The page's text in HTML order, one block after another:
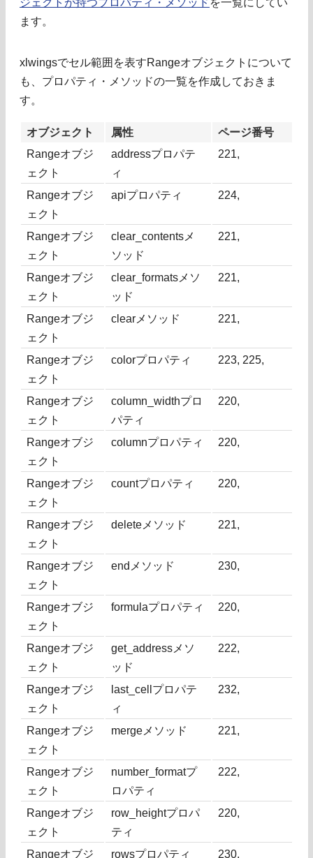
ジェクトが持つプロパティ・メソッド を一覧にしてい
ます。
xlwingsでセル範囲を表すRangeオブジェクトについて
も、プロパティ・メソッドの一覧を作成しておきま
す。
オブジェクト 属性
ページ番号
Rangeオブジ
ェクト
addressプロパテ
ィ
221,
Rangeオブジ
ェクト
apiプロパティ 224,
Rangeオブジ
ェクト
clear_contentsメ
ソッド
221,
Rangeオブジ
ェクト
clear_formatsメソ
ッド
221,
Rangeオブジ
ェクト
clearメソッド 221,
Rangeオブジ
ェクト
colorプロパティ 223, 225,
Rangeオブジ
ェクト
column_widthプロ
パティ
220,
Rangeオブジ
ェクト
columnプロパティ 220,
Rangeオブジ
ェクト
countプロパティ 220,
Rangeオブジ
ェクト
deleteメソッド 221,
Rangeオブジ
ェクト
endメソッド 230,
Rangeオブジ
ェクト
formulaプロパティ 220,
Rangeオブジ
ェクト
get_addressメソ
ッド
222,
Rangeオブジ
ェクト
last_cellプロパテ
ィ
232,
Rangeオブジ
ェクト
mergeメソッド 221,
Rangeオブジ
ェクト
number_formatプ
ロパティ
222,
Rangeオブジ
ェクト
row_heightプロパ
ティ
220,
Rangeオブジ rowsプロパティ 230,